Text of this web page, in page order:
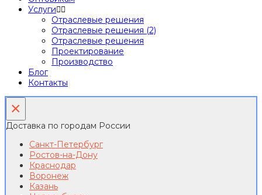
Услуги
Отраслевые решения
Отраслевые решения (2)
Отраслевые решения
Проектирование
Производство
Блог
Контакты
×
Доставка по городам России
Санкт-Петербург
Ростов-на-Дону
Краснодар
Воронеж
Казань